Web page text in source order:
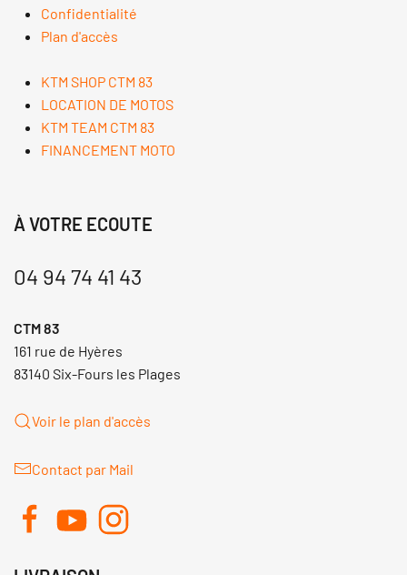
Confidentialité
Plan d'accès
KTM SHOP CTM 83
LOCATION DE MOTOS
KTM TEAM CTM 83
FINANCEMENT MOTO
À VOTRE ECOUTE
04 94 74 41 43
CTM 83
161 rue de Hyères
83140 Six-Fours les Plages
Voir le plan d'accès
Contact par Mail